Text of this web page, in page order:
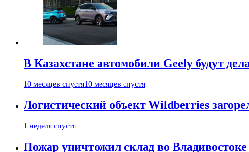
В Казахстане автомобили Geely будут
10 месяцев спустя10 месяцев спустя
Логистический объект Wildberries
1 неделя спустя
Пожар уничтожил склад во Владивостоке